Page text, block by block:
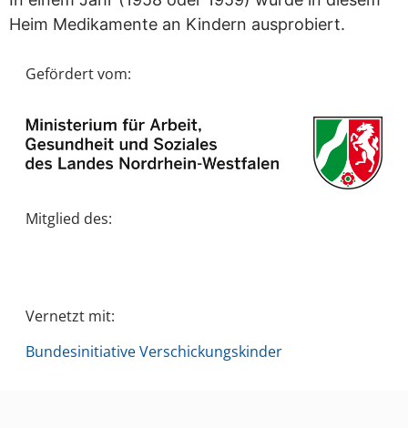
Heim Medikamente an Kindern ausprobiert.
Gefördert vom:
Mitglied des:
Vernetzt mit:
Bundesinitiative Verschickungskinder